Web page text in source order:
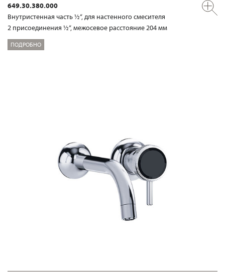
649.30.380.000
Внутристенная часть ½“, для настенного смесителя
2 присоединения ½“, межосевое расстояние 204 мм
ПОДРОБНО